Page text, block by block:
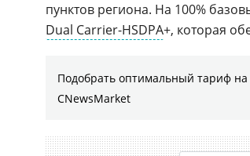
пунктов региона. На 100%
Dual Carrier-HSDPA+, которая
Подобрать оптимальный тариф
CNewsMarket